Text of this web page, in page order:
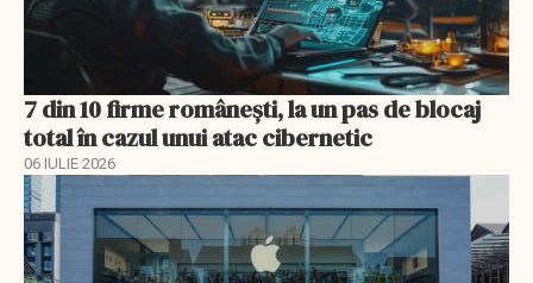
7 din 10 firme românești, la un pas de blocaj
total în cazul unui atac cibernetic
06 IULIE 2026